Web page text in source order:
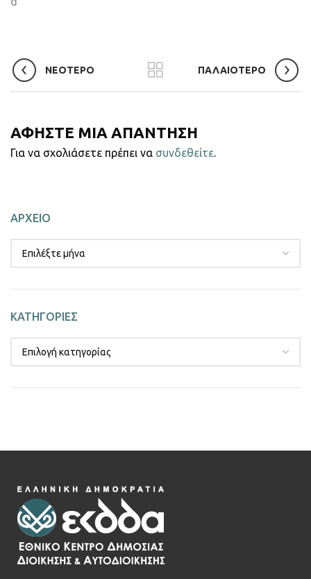
ΝΕΟΤΕΡΟ ΠΑΛΑΙΟΤΕΡΟ
ΑΦΗΣΤΕ ΜΙΑ ΑΠΑΝΤΗΣΗ
Για να σχολιάσετε πρέπει να συνδεθείτε.
ΑΡΧΕΙΟ
ΚΑΤΗΓΟΡΙΕΣ